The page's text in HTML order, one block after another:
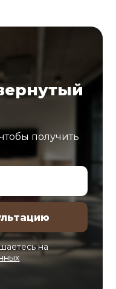
получить
на